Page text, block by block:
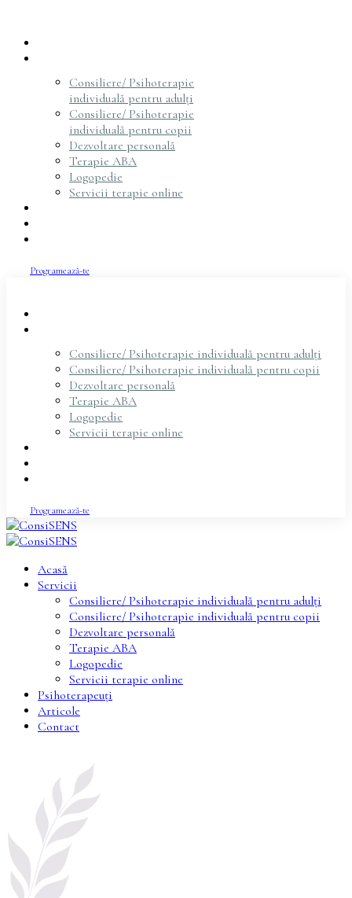
Consiliere/ Psihoterapie
individuală pentru adulți
Consiliere/ Psihoterapie
individuală pentru copii
Dezvoltare personală
Terapie ABA
Logopedie
Servicii terapie online
Programează-te
Consiliere/ Psihoterapie individuală pentru adulți
Consiliere/ Psihoterapie individuală pentru copii
Dezvoltare personală
Terapie ABA
Logopedie
Servicii terapie online
Programează-te
Acasă
Servicii
Consiliere/ Psihoterapie individuală pentru adulți
Consiliere/ Psihoterapie individuală pentru copii
Dezvoltare personală
Terapie ABA
Logopedie
Servicii terapie online
Psihoterapeuți
Articole
Contact